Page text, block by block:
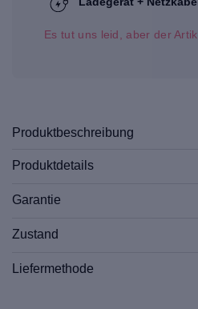
Es tut uns leid, aber der
Produktbeschreibung
Produktdetails
Garantie
Zustand
Liefermethode